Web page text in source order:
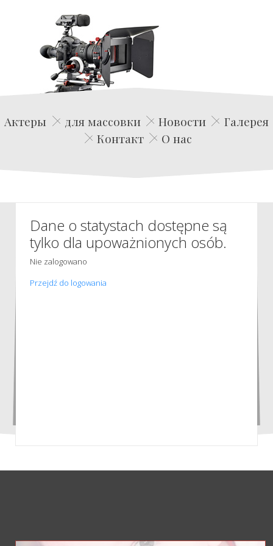
Edwin Film Agencja Aktorska
Актеры для массовки Новости
Галерея
Контакт
О нас
Dane o statystach dostępne są
tylko dla upoważnionych osób.
Nie zalogowano
Przejdź do logowania